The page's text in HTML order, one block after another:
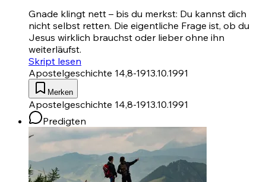
Gnade klingt nett – bis du merkst: Du kannst dich
nicht selbst retten. Die eigentliche Frage ist, ob du
Jesus wirklich brauchst oder lieber ohne ihn
weiterläufst.
Skript lesen
Apostelgeschichte 14,8-1913.10.1991
Merken
Apostelgeschichte 14,8-1913.10.1991
Predigten